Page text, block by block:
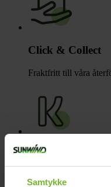
Samtykke
Click & Collect
Fraktfritt till våra
Betala med